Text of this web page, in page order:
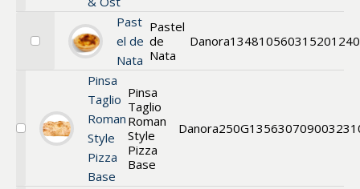
Skinka
Ost
Välj
de
Past
el de
Nata
Pastel
de
Nata
Danora13481
Välj
Pinsa
Taglio
Roman
Style
Pizza
Base
Pinsa
Taglio
Roman
Style
Pizza
Base
Danora250G13563